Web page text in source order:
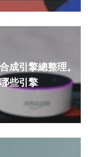
成引擎總整理。
些引擎